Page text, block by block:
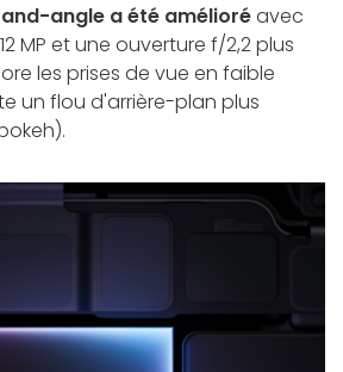
angle a été amélioréavec
MP et une ouverture f/2,2 plus
les prises de vue en faible
un flou d'arrière-plan plus